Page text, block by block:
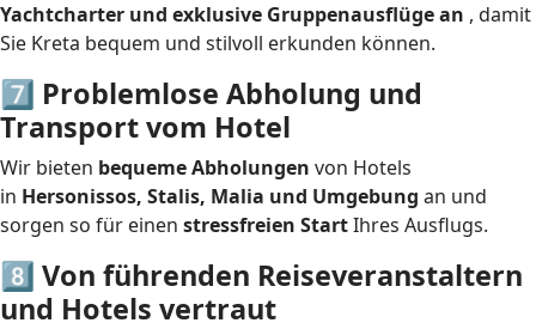
Yachtcharter und exklusive Gruppenausflüge an , damit
Sie Kreta bequem und stilvoll erkunden können.
7️⃣ Problemlose Abholung und
Transport vom Hotel
Wir bieten bequeme Abholungen von Hotels
in Hersonissos, Stalis, Malia und Umgebung an und
sorgen so für einen stressfreien StartIhres Ausflugs.
8️⃣ Von führenden Reiseveranstaltern
und Hotels vertraut